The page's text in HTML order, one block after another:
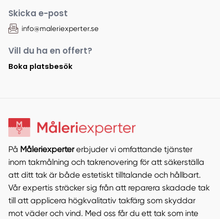
Skicka e-post
info@maleriexperter.se
Vill du ha en offert?
Boka platsbesök
På Måleriexpertererbjuder vi omfattande tjänster
inom takmålning och takrenovering för att säkerställa
att ditt tak är både estetiskt tilltalande och hållbart.
Vår expertis sträcker sig från att reparera skadade tak
till att applicera högkvalitativ takfärg som skyddar
mot väder och vind. Med oss får du ett tak som inte